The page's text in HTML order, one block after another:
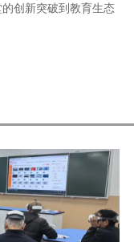
创新突破到教育生态